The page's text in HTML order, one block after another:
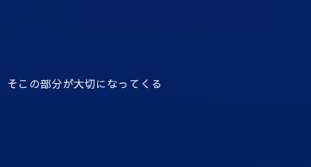
そこの部分が大切になってくる